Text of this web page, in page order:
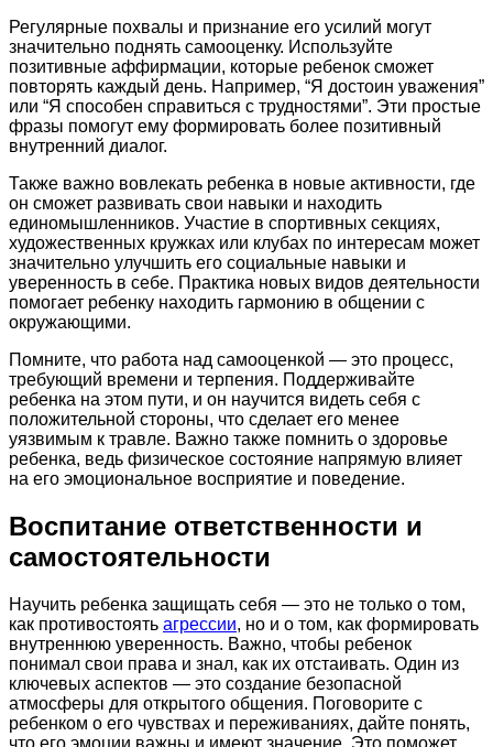
Регулярные похвалы и признание его усилий могут
значительно поднять самооценку. Используйте
позитивные аффирмации, которые ребенок сможет
повторять каждый день. Например, “Я достоин уважения”
или “Я способен справиться с трудностями”. Эти простые
фразы помогут ему формировать более позитивный
внутренний диалог.
Также важно вовлекать ребенка в новые активности, где
он сможет развивать свои навыки и находить
единомышленников. Участие в спортивных секциях,
художественных кружках или клубах по интересам может
значительно улучшить его социальные навыки и
уверенность в себе. Практика новых видов деятельности
помогает ребенку находить гармонию в общении с
окружающими.
Помните, что работа над самооценкой — это процесс,
требующий времени и терпения. Поддерживайте
ребенка на этом пути, и он научится видеть себя с
положительной стороны, что сделает его менее
уязвимым к травле. Важно также помнить о здоровье
ребенка, ведь физическое состояние напрямую влияет
на его эмоциональное восприятие и поведение.
Воспитание ответственности и
самостоятельности
Научить ребенка защищать себя — это не только о том,
как противостоять агрессии, но и о том, как формировать
внутреннюю уверенность. Важно, чтобы ребенок
понимал свои права и знал, как их отстаивать. Один из
ключевых аспектов — это создание безопасной
атмосферы для открытого общения. Поговорите с
ребенком о его чувствах и переживаниях, дайте понять,
что его эмоции важны и имеют значение. Это поможет